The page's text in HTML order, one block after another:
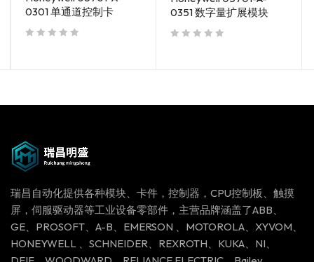
0301 单通道控制卡
0351 数字量扩展模块
瑞昌自动化提供各种模块、卡件，控制器，CPU控制板、触摸
屏，伺服驱动器等工业设备零部件，主营品牌涵盖了ABB、
GE、PROSOFT、A-B、EMERSON 、MOTOROLA、XYVOM、
HONEYWELL 、SCHNEIDER、REXROTH、KUKA、NI、